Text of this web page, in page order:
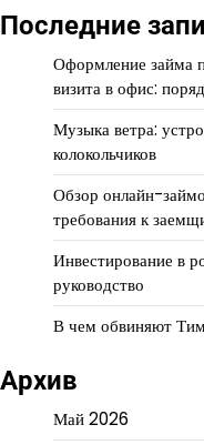
Последние
Оформление займа
визита в офис:
Музыка ветра:
колокольчиков
Обзор онлайн-
требования к
Инвестирование в
руководство
В чем обвиняют
Архив
Май 2026